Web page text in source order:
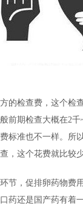
的检查费，这个检
前期检查大概在2
标准也不一样。所
，这个花费就比较
节，促排卵药物费
药还是国产药有着